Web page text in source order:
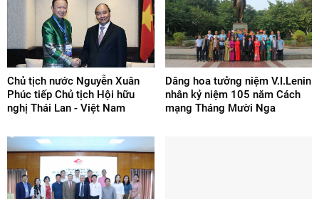
Chủ tịch nước Nguyễn Xuân
Phúc tiếp Chủ tịch Hội hữu
nghị Thái Lan - Việt Nam
Dâng hoa tưởng niệm V.I.Lenin
nhân kỷ niệm 105 năm Cách
mạng Tháng Mười Nga